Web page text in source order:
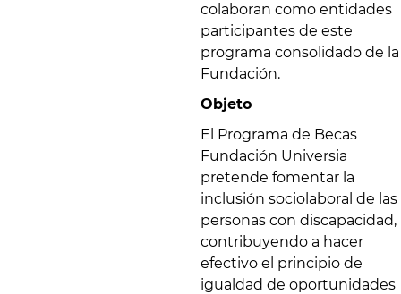
colaboran como entidades
participantes de este
programa consolidado de la
Fundación.
Objeto
El Programa de Becas
Fundación Universia
pretende fomentar la
inclusión sociolaboral de las
personas con discapacidad,
contribuyendo a hacer
efectivo el principio de
igualdad de oportunidades